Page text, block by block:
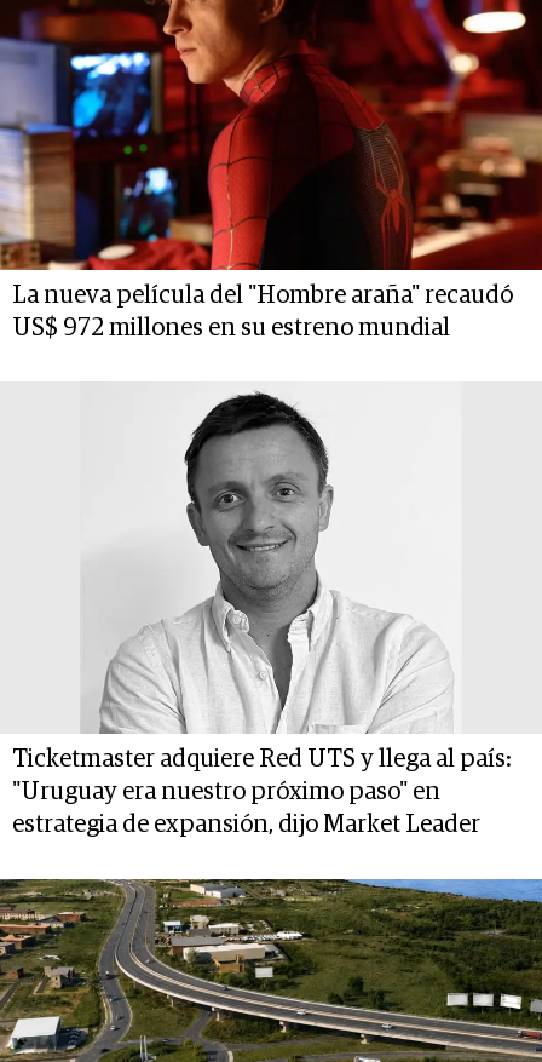
La nueva película del "Hombre araña" recaudó
US$ 972 millones en su estreno mundial
Ticketmaster adquiere Red UTS y llega al país:
"Uruguay era nuestro próximo paso" en
estrategia de expansión, dijo Market Leader